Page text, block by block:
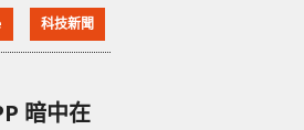
重新恢復
科技新聞
暗中在